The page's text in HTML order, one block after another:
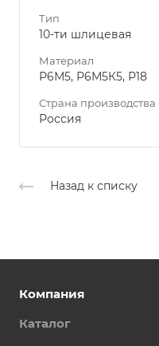
Тип
10-ти шлицевая
Материал
Р6М5, Р6М5К5, Р18
Страна производства
Россия
Назад к списку
Компания
Каталог